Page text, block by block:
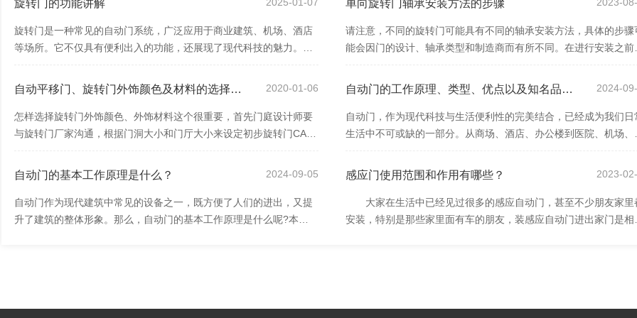
旋转门的功能讲解
旋转门是一种常见的自动门系统，广泛应用于商业建筑、机场、酒店
等场所。它不仅具有便利出入的功能，还展现了现代科技的魅力。本
单向旋转门轴承安装方法的步骤
请注意，不同的旋转门可能具有不同的轴承安装方法，具体的步骤
能会因门的设计、轴承类型和制造商而有所不同。在进行安装之前
自动平移门、旋转门外饰颜色及材料的选择要注意几点 2020-01-06
怎样选择旋转门外饰颜色、外饰材料这个很重要，首先门庭设计师要
与旋转门厂家沟通，根据门洞大小和门厅大小来设定初步旋转门CAD
自动门的工作原理、类型、优点以及知名品牌的介绍 2024-
自动门，作为现代科技与生活便利性的完美结合，已经成为我们日
生活中不可或缺的一部分。从商场、酒店、办公楼到医院、机场、
自动门的基本工作原理是什么？ 2024-09-05
自动门作为现代建筑中常见的设备之一，既方便了人们的进出，又提
升了建筑的整体形象。那么，自动门的基本工作原理是什么呢?本文
感应门使用范围和作用有哪些？ 2023-
大家在生活中已经见过很多的感应自动门，甚至不少朋友家里
安装，特别是那些家里面有车的朋友，装感应自动门进出家门是相